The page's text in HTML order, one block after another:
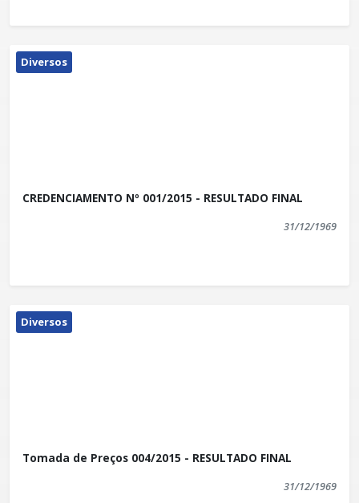
Diversos
CREDENCIAMENTO Nº 001/2015 - RESULTADO FINAL
31/12/1969
Diversos
Tomada de Preços 004/2015 - RESULTADO FINAL
31/12/1969